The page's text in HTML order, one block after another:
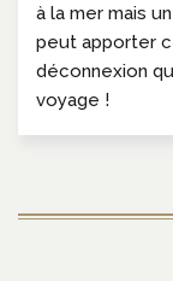
à la mer mais
peut apporter
déconnexion
voyage !